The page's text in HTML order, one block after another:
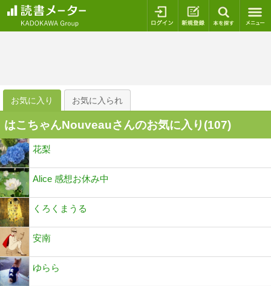
ログイン 新規登録
お気に入り お気に入られ
はこちゃんNouveauさんのお気に入り(107)
花梨
Alice 感想お休み中
くろくまうる
安南
ゆらら